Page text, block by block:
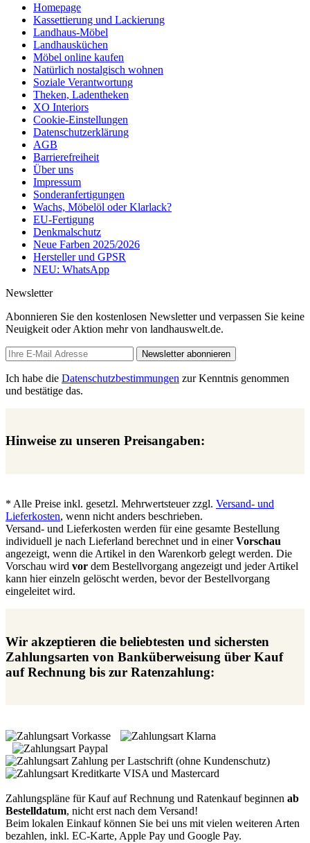
Homepage
Kassettierung und Lackierung
Landhaus-Möbel
Landhausküchen
Möbel online kaufen
Natürlich nostalgisch wohnen
Soziale Verantwortung
Theken, Ladentheken
XO Interiors
Cookie-Einstellungen
Datenschutzerklärung
AGB
Barrierefreiheit
Über uns
Impressum
Sonderanfertigungen
Wachs, Möbelöl oder Klarlack?
EU-Fertigung
Denkmalschutz
Neue Farben 2025/2026
Hersteller und GPSR
NEU: WhatsApp
Newsletter
Abonnieren Sie den kostenlosen Newsletter und verpassen Sie keine
Neuigkeit oder Aktion mehr von landhauswelt.de.
Newsletter abonnieren
Ich habe die Datenschutzbestimmungen zur Kenntnis genommen
und bestätige das.
Hinweise zu unseren Preisangaben:
* Alle Preise inkl. gesetzl. Mehrwertsteuer zzgl. Versand- und
Lieferkosten, wenn nicht anders beschrieben.
Versand- und Lieferkosten werden für eine gesamte Bestellung
individuell je nach Lieferland berechnet und in einerVorschau
angezeigt, wenn die Artikel in den Warenkorb gelegt werden. Die
Vorschau wird vor dem Bestellvorgang angezeigt und jeder Artikel
kann hier einzeln gelöscht werden, bevor der Bestellvorgang
eingeleitet wird.
Wir akzeptieren die beliebtesten und sichersten
Zahlungsarten von Banküberweisung über Kauf
auf Rechnung bis zur Ratenzahlung:
Zahlungspläne für Kauf auf Rechnung und Ratenkauf beginnen ab
Bestelldatum, nicht erst nach dem Versand!
Beim lokalen Einkauf können Sie bei uns mit vielen weiteren Arten
bezahlen, inkl. EC-Karte, Apple Pay und Google Pay.